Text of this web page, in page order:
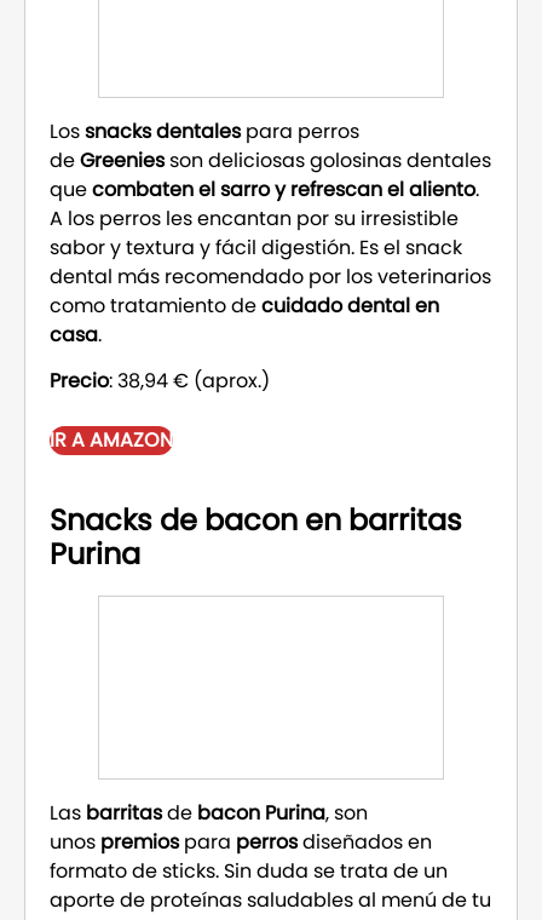
Lossnacks dentalespara perros
deGreeniesson deliciosas golosinas dentales
quecombaten el sarro y refrescan el aliento.
A los perros les encantan por su irresistible
sabor y textura y fácil digestión. Es el snack
dental más recomendado por los veterinarios
como tratamiento decuidado dental en
casa.
Precio: 38,94 € (aprox.)
IR A AMAZON
Snacks de bacon en barritas
Purina
Las barritasde bacon Purina, son
unos premiospara perrosdiseñados en
formato de sticks. Sin duda se trata de un
aporte de proteínas saludables al menú de tu